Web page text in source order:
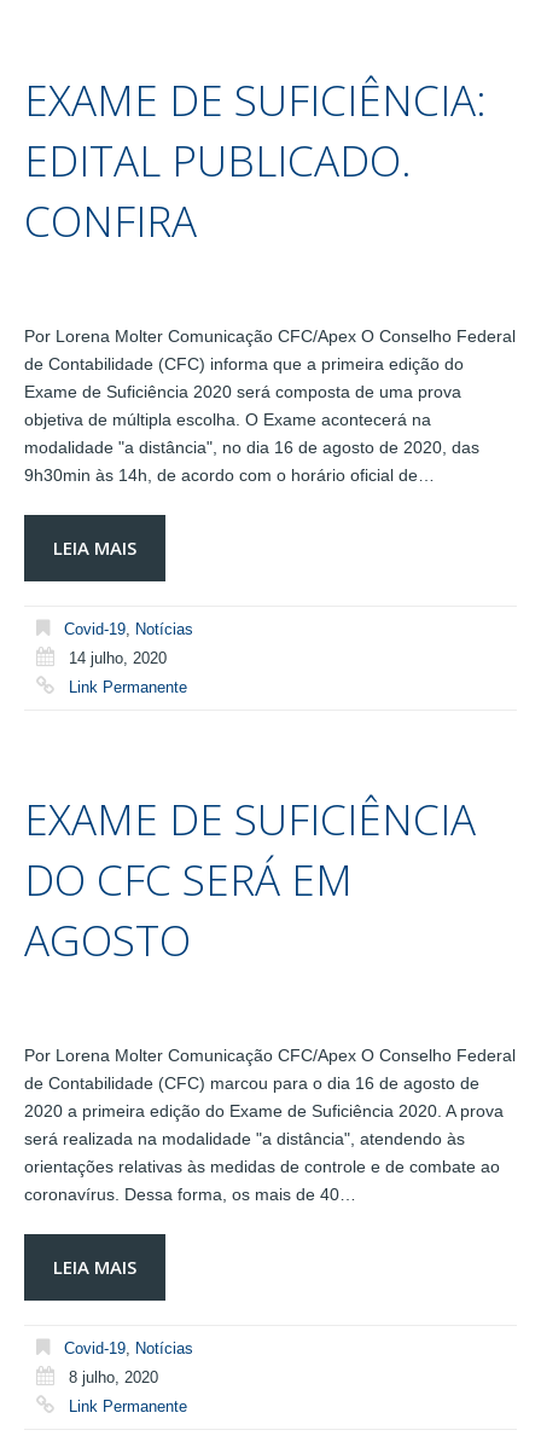
EXAME DE SUFICIÊNCIA:
EDITAL PUBLICADO.
CONFIRA
Por Lorena Molter Comunicação CFC/Apex O Conselho Federal
de Contabilidade (CFC) informa que a primeira edição do
Exame de Suficiência 2020 será composta de uma prova
objetiva de múltipla escolha. O Exame acontecerá na
modalidade "a distância", no dia 16 de agosto de 2020, das
9h30min às 14h, de acordo com o horário oficial de…
LEIA MAIS
Covid-19, Notícias
14 julho, 2020
Link Permanente
EXAME DE SUFICIÊNCIA
DO CFC SERÁ EM
AGOSTO
Por Lorena Molter Comunicação CFC/Apex O Conselho Federal
de Contabilidade (CFC) marcou para o dia 16 de agosto de
2020 a primeira edição do Exame de Suficiência 2020. A prova
será realizada na modalidade "a distância", atendendo às
orientações relativas às medidas de controle e de combate ao
coronavírus. Dessa forma, os mais de 40…
LEIA MAIS
Covid-19 Notícias
8 julho, 2020
Link Permanente